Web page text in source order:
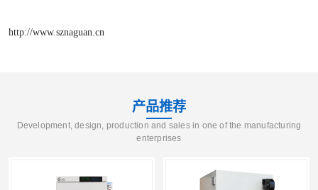
http://www.sznaguan.cn
产品推荐
Development, design, production and sales in one of the manufacturing
enterprises